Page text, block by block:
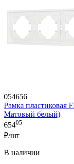
054656
Рамка пластиковая
Матовый белый)
65405
₽/шт
В наличии